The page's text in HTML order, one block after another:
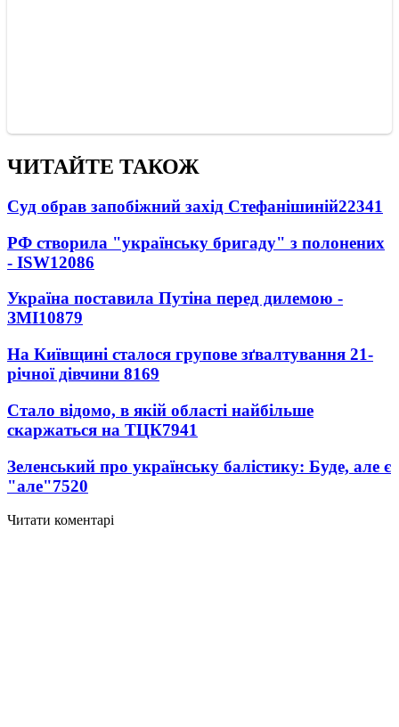
ЧИТАЙТЕ ТАКОЖ
Суд обрав запобіжний захід Стефанішиній22341
РФ створила "українську бригаду" з полонених
- ISW12086
Україна поставила Путіна перед дилемою -
ЗМІ10879
На Київщині сталося групове зґвалтування 21-
річної дівчини 8169
Стало відомо, в якій області найбільше
скаржаться на ТЦК7941
Зеленський про українську балістику: Буде, але є
"але"7520
Читати коментарі